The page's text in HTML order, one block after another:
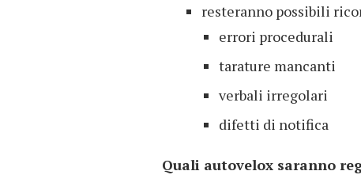
resteranno possibili
errori procedurali
tarature mancanti
verbali irregolari
difetti di notifica
Quali autovelox saranno